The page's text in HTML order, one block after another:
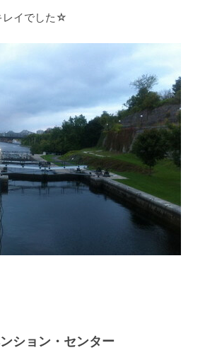
レイでした☆
ション・センター